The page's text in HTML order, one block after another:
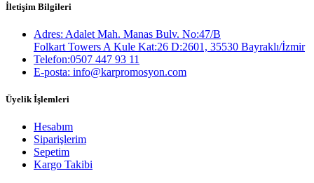
İletişim Bilgileri
Adres: Adalet Mah. Manas Bulv. No:47/B
Folkart Towers A Kule Kat:26 D:2601, 35530 Bayraklı/İzmir
Telefon:0507 447 93 11
E-posta: info@karpromosyon.com
Üyelik İşlemleri
Hesabım
Siparişlerim
Sepetim
Kargo Takibi